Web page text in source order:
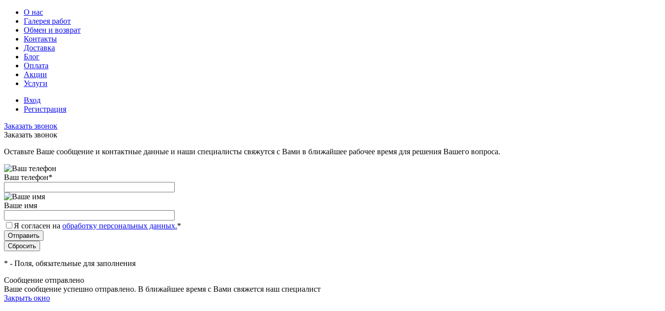
О нас
Галерея работ
Обмен и возврат
Контакты
Доставка
Блог
Оплата
Акции
Услуги
Вход
Регистрация
Заказать звонок
Заказать звонок
Оставьте Ваше сообщение и контактные данные и наши специалисты свяжутся с Вами в ближайшее рабочее время для решения Вашего вопроса.
Ваш телефон*
Ваше имя
Я согласен на обработку персональных данных.*
* - Поля, обязательные для заполнения
Сообщение отправлено
Ваше сообщение успешно отправлено. В ближайшее время с Вами свяжется наш специалист
Закрыть окно